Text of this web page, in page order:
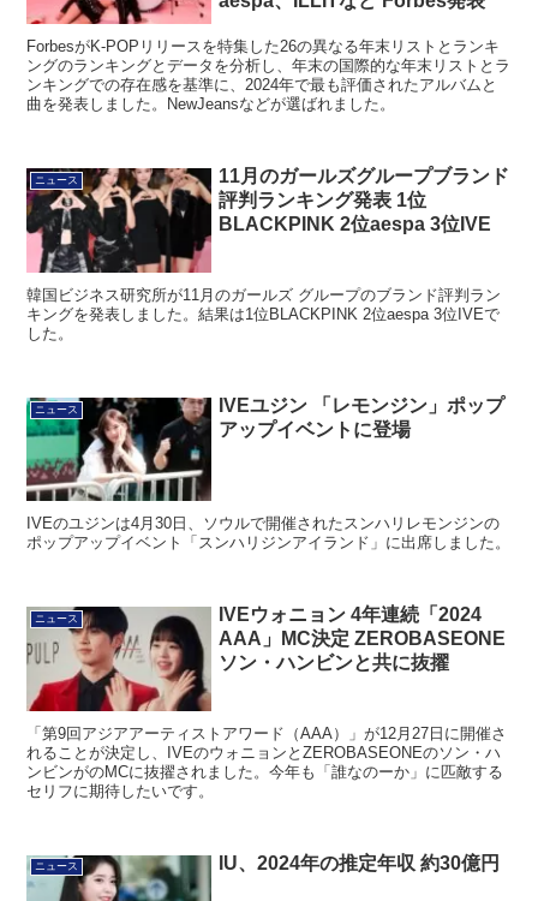
aespa、ILLITなど Forbes発表
ForbesがK-POPリリースを特集した26の異なる年末リストとランキ
ングのランキングとデータを分析し、年末の国際的な年末リストとラ
ンキングでの存在感を基準に、2024年で最も評価されたアルバムと
曲を発表しました。NewJeansなどが選ばれました。
ニュース
11月のガールズグループブランド
評判ランキング発表 1位
BLACKPINK 2位aespa 3位IVE
韓国ビジネス研究所が11月のガールズ グループのブランド評判ラン
キングを発表しました。結果は1位BLACKPINK 2位aespa 3位IVEで
した。
ニュース
IVEユジン 「レモンジン」ポップ
アップイベントに登場
IVEのユジンは4月30日、ソウルで開催されたスンハリレモンジンの
ポップアップイベント「スンハリジンアイランド」に出席しました。
ニュース
IVEウォニョン 4年連続「2024
AAA」MC決定 ZEROBASEONE
ソン・ハンビンと共に抜擢
「第9回アジアアーティストアワード（AAA）」が12月27日に開催さ
れることが決定し、IVEのウォニョンとZEROBASEONEのソン・ハ
ンビンがのMCに抜擢されました。今年も「誰なのーか」に匹敵する
セリフに期待したいです。
ニュース IU、2024年の推定年収 約30億円